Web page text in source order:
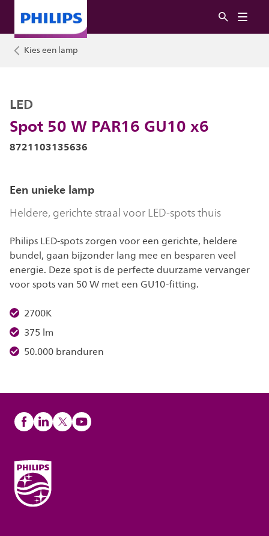
Kies een lamp
Spot 50 W PAR16 GU10 x6
LED
8721103135636
Een unieke lamp
Heldere, gerichte straal voor LED-spots thuis
Philips LED-spots zorgen voor een gerichte, heldere
bundel, gaan bijzonder lang mee en besparen veel
energie. Deze spot is de perfecte duurzame vervanger
voor spots van 50 W met een GU10-fitting.
2700K
375 lm
50.000 branduren